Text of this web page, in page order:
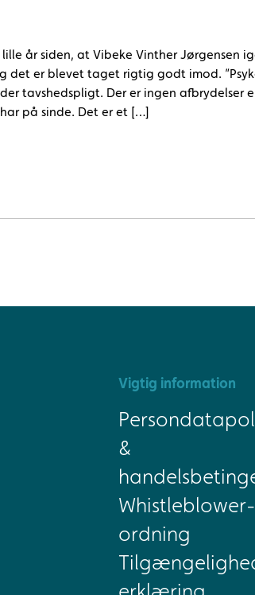
lille år siden, at Vibeke Vinther Jørgensen
det er blevet taget rigtig godt imod.
tavshedspligt. Der er ingen afbrydelser
på sinde. Det er et […]
Vigtig information
&
Whistleblower-
ordning